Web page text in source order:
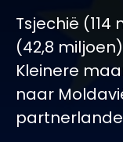
Tsjechië
(42,8
Kleinere
naar